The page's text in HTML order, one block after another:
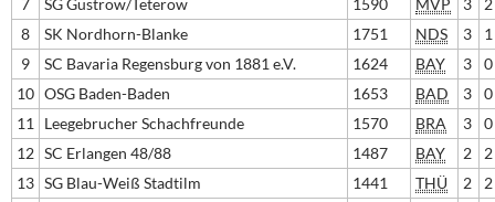
7
SG Güstrow/Teterow 1590 MVP 3
2
8
SK Nordhorn-Blanke 1751 NDS 3
1
9
SC Bavaria Regensburg von 1881 e.V. 1624 BAY 3
0
10 OSG Baden-Baden 1653 BAD 3
0
11
Leegebrucher Schachfreunde 1570 BRA 3
0
12 SC Erlangen 48/88 1487 BAY 2
2
13 SG Blau-Weiß Stadtilm 1441 THÜ 2
2